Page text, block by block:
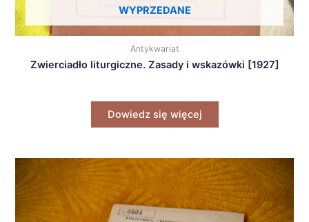
WYPRZEDANE
Antykwariat
Zwierciadło liturgiczne. Zasady i wskazówki [1927]
Dowiedz się więcej